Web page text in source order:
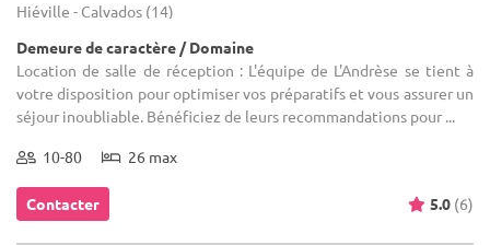
Hiéville - Calvados (14)
Demeure de caractère / Domaine
Location de salle de réception : L'équipe de L'Andrèse se tient à
votre disposition pour optimiser vos préparatifs et vous assurer un
séjour inoubliable. Bénéficiez de leurs recommandations pour ...
10-80 26 max
Contacter 5.0 (6)